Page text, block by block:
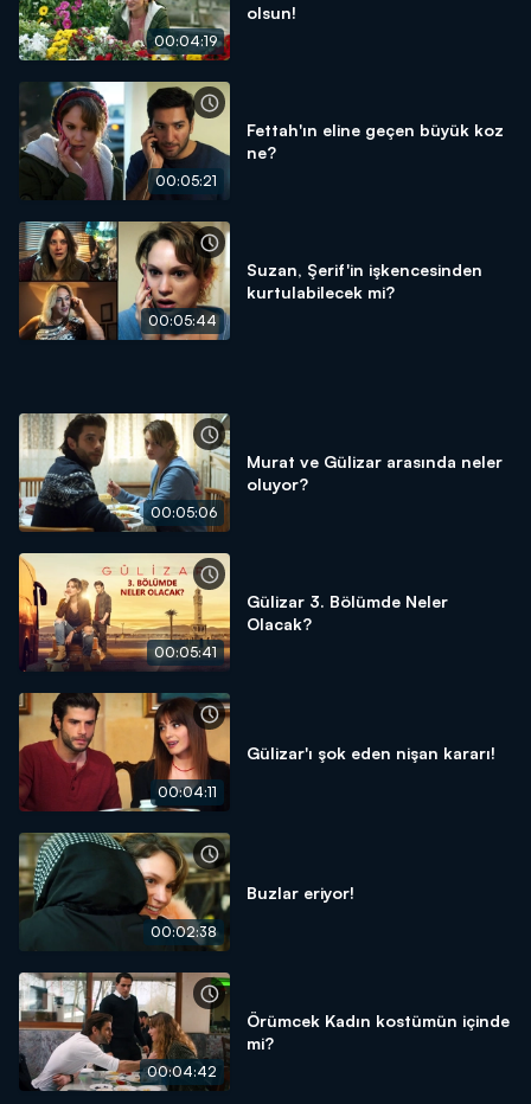
00:04:19
olsun!
00:05:21
Fettah'ın eline geçen büyük koz
ne?
00:05:44
Suzan, Şerif'in işkencesinden
kurtulabilecek mi?
00:05:06
Murat ve Gülizar arasında neler
oluyor?
00:05:41
Gülizar 3. Bölümde Neler
Olacak?
00:04:11
Gülizar'ı şok eden nişan kararı!
00:02:38
Buzlar eriyor!
00:04:42
Örümcek Kadın kostümün içinde
mi?